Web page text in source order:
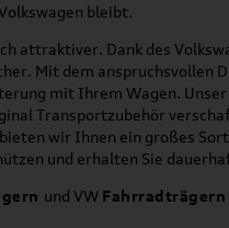
bleibt.
attraktiver. Dank des
Mit dem
mit Ihrem Wagen.
Transportzubehör
wir Ihnen ein großes
und erhalten Sie
und VW Fahrradträgern